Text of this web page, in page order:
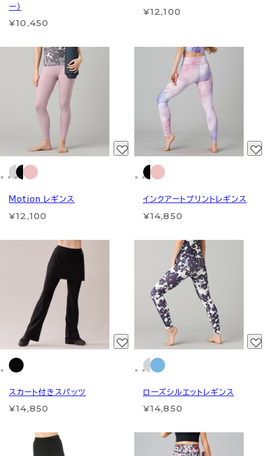
ー）
¥10,450
¥12,100
Motion レギンス
¥12,100
インクアートプリントレギンス
¥14,850
スカート付きスパッツ
¥14,850
ローズシルエットレギンス
¥14,850